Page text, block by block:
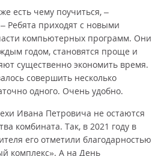
есть чему поучиться, –
Ребята приходят с новыми
компьютерных программ. Они
годом, становятся проще и
существенно экономить время.
совершить несколько
одного. Очень удобно.
Ивана Петровича не остаются
комбината. Так, в 2021 году в
его отметили благодарностью
комплекс». А на День